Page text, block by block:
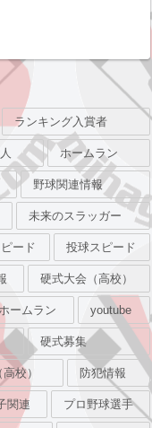
ランキング入賞者
ホームラン
野球関連情報
未来のスラッガー
ード 投球スピード
硬式大会（高校）
ームラン youtube
硬式募集
校） 防犯情報
関連 プロ野球選手